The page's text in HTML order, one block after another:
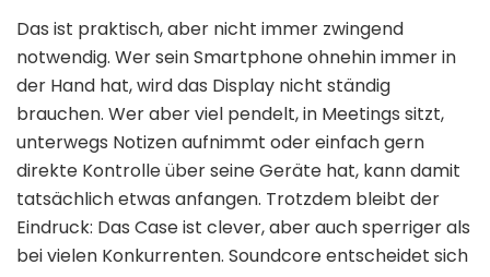
Das ist praktisch, aber nicht immer zwingend
notwendig. Wer sein Smartphone ohnehin immer in
der Hand hat, wird das Display nicht ständig
brauchen. Wer aber viel pendelt, in Meetings sitzt,
unterwegs Notizen aufnimmt oder einfach gern
direkte Kontrolle über seine Geräte hat, kann damit
tatsächlich etwas anfangen. Trotzdem bleibt der
Eindruck: Das Case ist clever, aber auch sperriger als
bei vielen Konkurrenten. Soundcore entscheidet sich